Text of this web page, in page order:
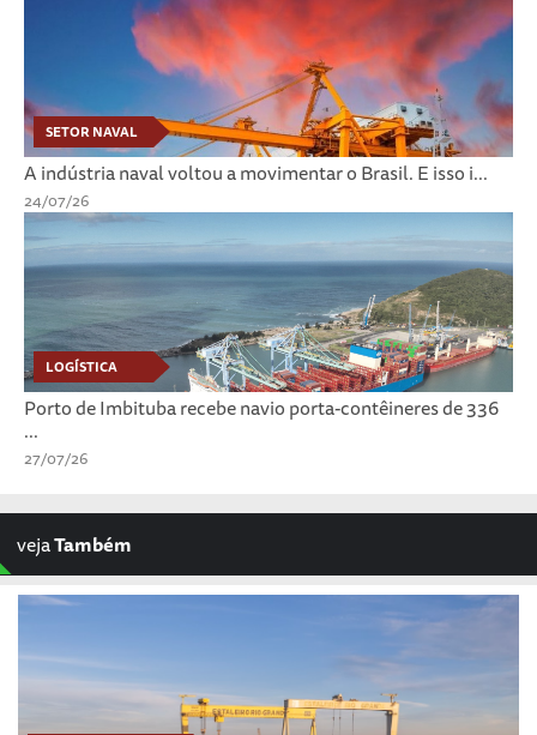
SETOR NAVAL
A indústria naval voltou a movimentar o Brasil. E isso i...
24/07/26
LOGÍSTICA
Porto de Imbituba recebe navio porta-contêineres de 336
...
27/07/26
vejaTambém